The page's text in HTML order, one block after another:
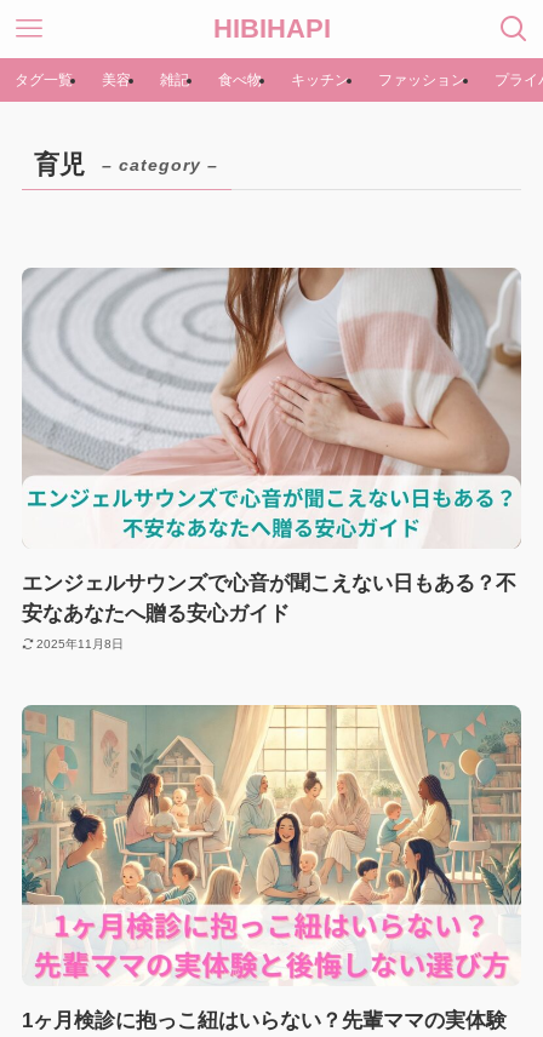
HIBIHAPI
タグ一覧 美容 雑記 食べ物 キッチン ファッション プライ
育児 – category –
エンジェルサウンズで心音が聞こえない日もある？不
安なあなたへ贈る安心ガイド
2025年11月8日
1ヶ月検診に抱っこ紐はいらない？先輩ママの実体験